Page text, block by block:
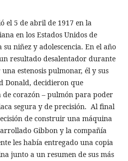
el 5 de abril de 1917 en la
en los Estados Unidos de
niñez y adolescencia. En el año
resultado desalentador durante
estenosis pulmonar, él y sus
Donald, decidieron que
de corazón – pulmón para poder
segura y de precisión. Al final
de construir una máquina
Gibbon y la compañía
les había entregado una copia
junto a un resumen de sus más